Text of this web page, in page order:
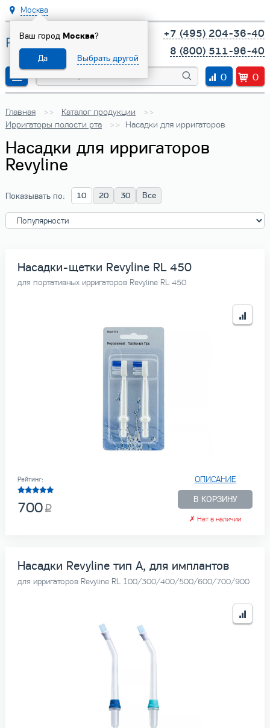
Москва
Ваш город Москва?
Да Выбрать другой
+7 (495) 204-36-40
8 (800) 511-96-40
0
0
Главная
Каталог продукции
Ирригаторы полости рта
Насадки для ирригаторов
Насадки для ирригаторов
Revyline
Показывать по: 10 20 30 Все
Насадки-щетки Revyline RL 450
для портативных ирригаторов Revyline RL 450
ОПИСАНИЕ
В КОРЗИНУ
✗ Нет в наличии
Рейтинг:
700
Насадки Revyline тип А, для имплантов
для ирригаторов Revyline RL 100/300/400/500/600/700/900